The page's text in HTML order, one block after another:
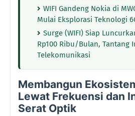
WIFI Gandeng Nokia di
Mulai Eksplorasi Teknologi
Surge (WIFI) Siap
Rp100 Ribu/Bulan, Tantang
Telekomunikasi
Membangun
Lewat Frekuensi dan
Serat Optik